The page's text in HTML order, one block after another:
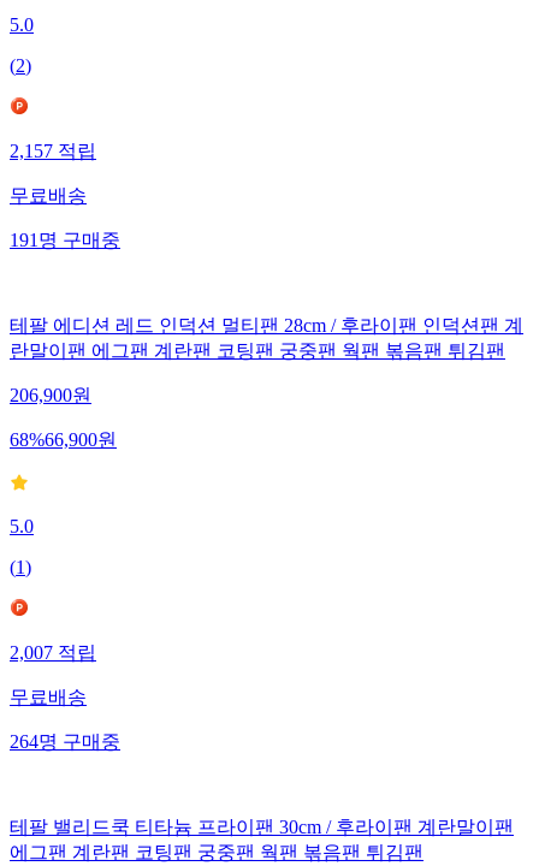
5.0
(2)
2,157적립
무료배송
191명구매중
테팔 에디션 레드 인덕션 멀티팬 28cm / 후라이팬 인덕션팬 계
란말이팬 에그팬 계란팬 코팅팬 궁중팬 웍팬 볶음팬 튀김팬
206,900원
68%66,900원
5.0
(1)
2,007적립
무료배송
264명구매중
테팔 밸리드쿡 티타늄 프라이팬 30cm / 후라이팬 계란말이팬
에그팬 계란팬 코팅팬 궁중팬 웍팬 볶음팬 튀김팬